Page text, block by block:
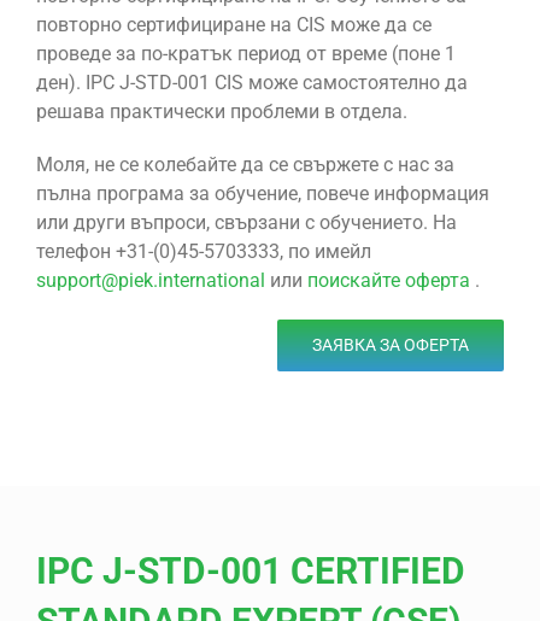
повторно сертифициране на CIS може да се
проведе за по-кратък период от време (поне 1
ден). IPC J-STD-001 CIS може самостоятелно да
решава практически проблеми в отдела.
Моля, не се колебайте да се свържете с нас за
пълна програма за обучение, повече информация
или други въпроси, свързани с обучението. На
телефон +31-(0)45-5703333, по имейл
support@piek.international или поискайте оферта .
ЗАЯВКА ЗА ОФЕРТА
IPC J-STD-001 CERTIFIED